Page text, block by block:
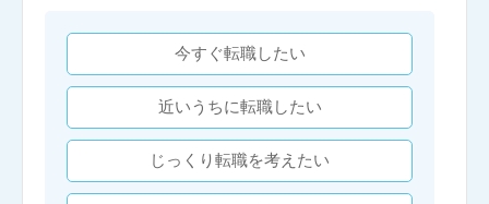
今すぐ転職したい
近いうちに転職したい
じっくり転職を考えたい